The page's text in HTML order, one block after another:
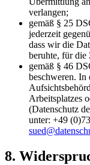
verlangen;
gemäß § 25
jederzeit
dass wir die
beruhte, für
gemäß § 46
beschweren. In
Arbeitsplatzes
(Datenschutz
unter: +49
8.